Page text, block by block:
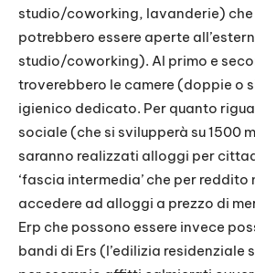
studio/coworking, lavanderie) che
potrebbero essere aperte
studio/coworking). Al primo e
troverebbero le camere (doppie o
igienico dedicato. Per quanto
sociale (che si svilupperà su 1500
saranno realizzati alloggi per
‘fascia intermedia’ che per
accedere ad alloggi a prezzo di
Erp che possono essere invece
bandi di Ers (l’edilizia residenziale